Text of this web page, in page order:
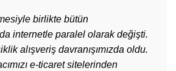
birlikte bütün
internetle paralel olarak değişti.
alışveriş davranışımızda oldu.
e-ticaret sitelerinden